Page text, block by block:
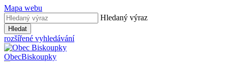
Mapa webu
Hledaný výraz
Hledat
rozšířené vyhledávání
ObecBiskoupky